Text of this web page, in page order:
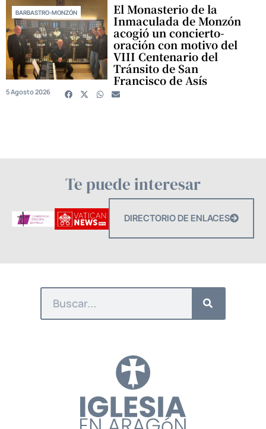
BARBASTRO-MONZÓN El Monasterio de la
Inmaculada de Monzón
acogió un concierto-
oración con motivo del
VIII Centenario del
Tránsito de San
Francisco de Asís
5 Agosto 2026
Te puede interesar
DIRECTORIO DE ENLACES